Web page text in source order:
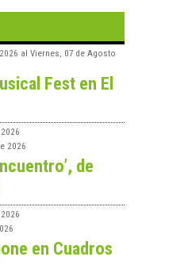
al Viernes, 07 de Agosto
Fest en El
2026
de
en Cuadros